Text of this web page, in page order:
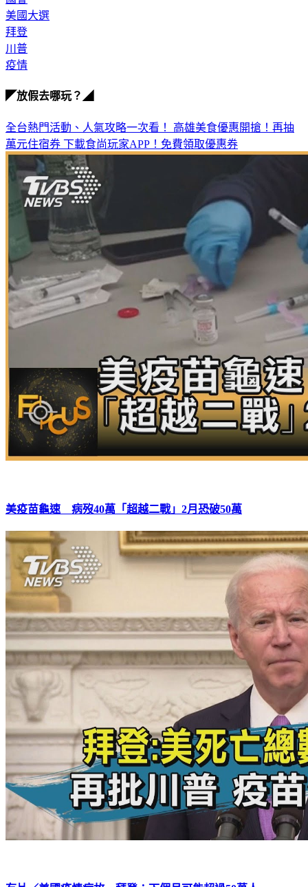
美國大選
拜登
川普
疫情
◤放假去哪玩？◢
全台熱門活動、人氣攻略一次看！ 高雄美食優惠開搶！再抽
萬元住宿券 下載食尚玩家APP！免費領取優惠券
美疫苗龜速 病歿40萬「超越二戰」2月恐破50萬